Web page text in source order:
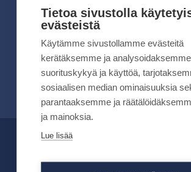
kesällä 2026
Lue lisää
Tietoa sivustolla
evästeistä
Käytämme sivustollamme evästeitä
kerätäksemme ja
suorituskykyä ja käyttöä,
sosiaalisen median ominaisuuksia
parantaaksemme ja
ja mainoksia.
Lue lisää